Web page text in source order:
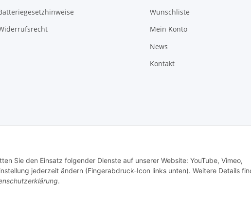
Sie den Einsatz folgender Dienste auf unserer Website: YouTube, Vimeo,
jederzeit ändern (Fingerabdruck-Icon links unten). Weitere Details
.
Wunschliste
Mein Konto
News
Kontakt